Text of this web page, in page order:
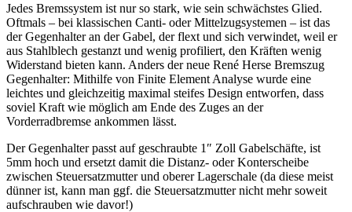
Jedes Bremssystem ist nur so stark, wie sein schwächstes Glied.
Oftmals – bei klassischen Canti- oder Mittelzugsystemen – ist das
der Gegenhalter an der Gabel, der flext und sich verwindet, weil er
aus Stahlblech gestanzt und wenig profiliert, den Kräften wenig
Widerstand bieten kann. Anders der neue René Herse Bremszug
Gegenhalter: Mithilfe von Finite Element Analyse wurde eine
leichtes und gleichzeitig maximal steifes Design entworfen, dass
soviel Kraft wie möglich am Ende des Zuges an der
Vorderradbremse ankommen lässt.
Der Gegenhalter passt auf geschraubte 1″ Zoll Gabelschäfte, ist
5mm hoch und ersetzt damit die Distanz- oder Konterscheibe
zwischen Steuersatzmutter und oberer Lagerschale (da diese meist
dünner ist, kann man ggf. die Steuersatzmutter nicht mehr soweit
aufschrauben wie davor!)